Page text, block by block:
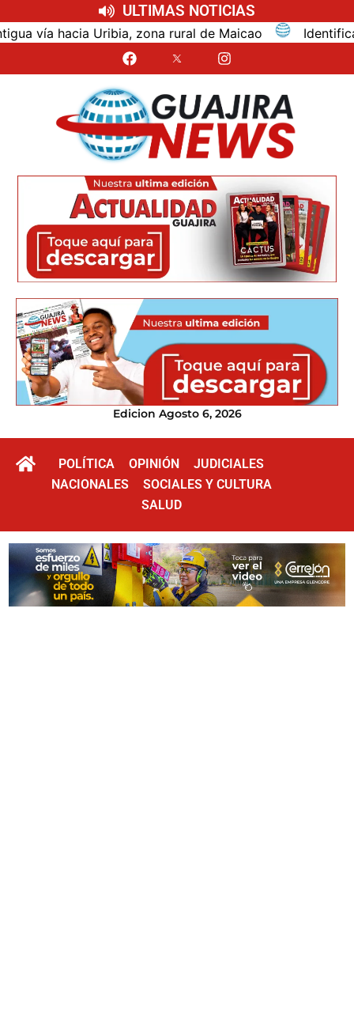
ULTIMAS NOTICIAS
zona rural de Maicao Identifican al turista
Edicion Agosto 6, 2026
POLÍTICA OPINIÓN
JUDICIALES
NACIONALES
SOCIALES Y CULTURA
SALUD